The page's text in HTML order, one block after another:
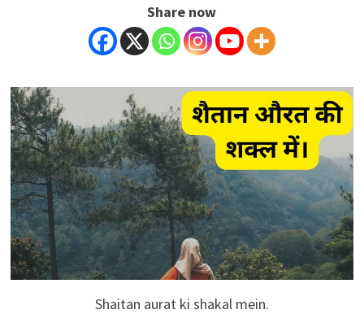
Share now
Shaitan aurat ki shakal mein.